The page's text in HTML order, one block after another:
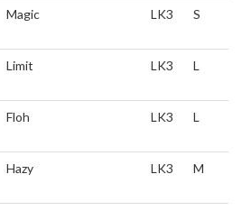
Magic LK3 S
Limit LK3 L
Floh LK3 L
Hazy LK3 M